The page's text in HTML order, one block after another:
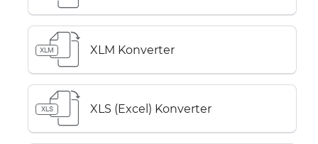
XLM XLM Konverter
XLS XLS (Excel) Konverter